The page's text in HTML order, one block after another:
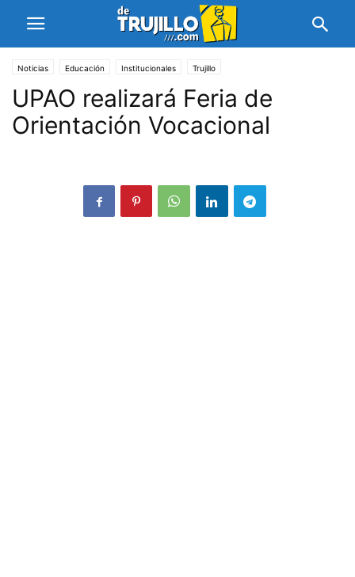
Noticias Educación Institucionales Trujillo
UPAO realizará Feria de
Orientación Vocacional